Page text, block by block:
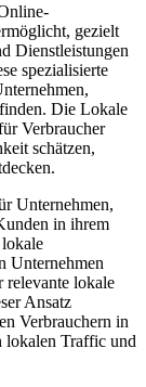
gezielt
Dienstleistungen
spezialisierte
Die Lokale
Verbraucher
schätzen,
Unternehmen,
in ihrem
Unternehmen
relevante lokale
Ansatz
Verbrauchern in
lokalen Traffic und